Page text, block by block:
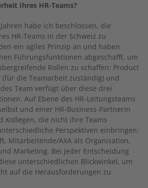
Ihres HR-Teams?
habe ich beschlossen, die
HR-Teams in der Schweiz zu
ein agiles Prinzip an und haben
Führungsfunktionen abgeschafft, um
Rollen zu schaffen: Product
(für die Teamarbeit zuständig) und
Team verfügt über diese drei
Auf Ebene des HR-Leitungsteams
und einer HR-Business-Partnerin
Kollegen, die nicht ihre Teams
Perspektiven einbringen:
Mitarbeitende/AXA als Organisation,
Marketing. Bei jeder Entscheidung
unterschiedlichen Blickwinkel, um
auf die Herausforderungen zu